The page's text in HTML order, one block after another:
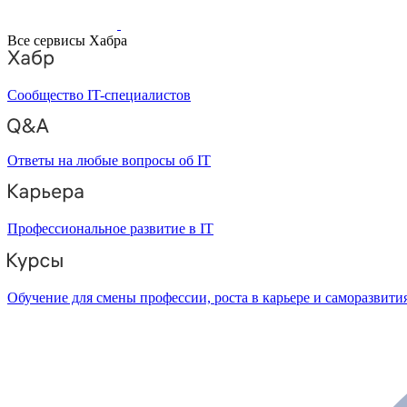
Все сервисы Хабра
Сообщество IT-специалистов
Ответы на любые вопросы об IT
Профессиональное развитие в IT
Обучение для смены профессии, роста в карьере и